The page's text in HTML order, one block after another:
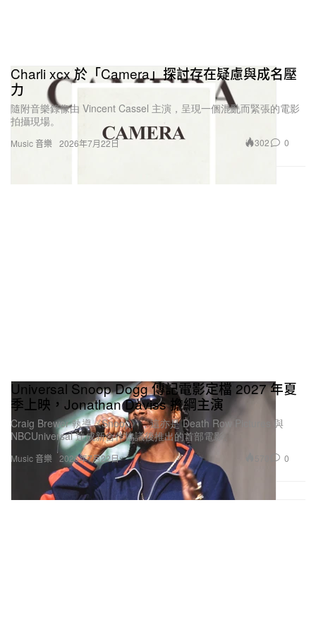
Music 音樂
Charli xcx 於「Camera」探討存在疑慮與成名壓
力
隨附音樂錄像由 Vincent Cassel 主演，呈現一個混亂而緊張的電影
拍攝現場。
2026年7月22日 302 0
Music 音樂
Universal Snoop Dogg 傳記電影定檔 2027 年夏
季上映，Jonathan Daviss 擔綱主演
Craig Brewer 執導《Snoop》，這亦是 Death Row Pictures 與
NBCUniversal 達成新合作協議後推出的首部電影。
2026年7月22日 0